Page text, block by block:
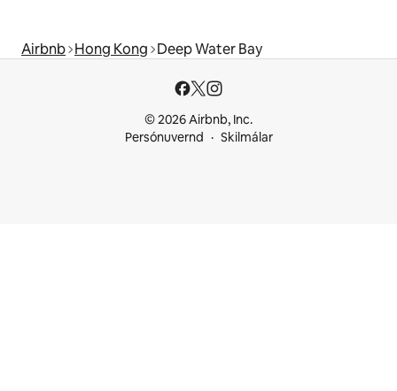
Airbnb Hong Kong Deep Water Bay
© 2026 Airbnb, Inc.
Persónuvernd
Skilmálar